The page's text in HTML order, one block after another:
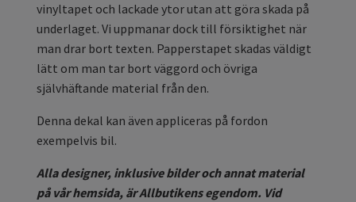
vinyltapet och lackade ytor utan att göra skada på
underlaget. Vi uppmanar dock till försiktighet när
man drar bort texten. Papperstapet skadas väldigt
lätt om man tar bort väggord och övriga
självhäftande material från den.
Denna dekal kan även appliceras på fordon
exempelvis bil.
Alla designer, inklusive bilder och annat material
på vår hemsida, är Allbutikens egendom. Vid